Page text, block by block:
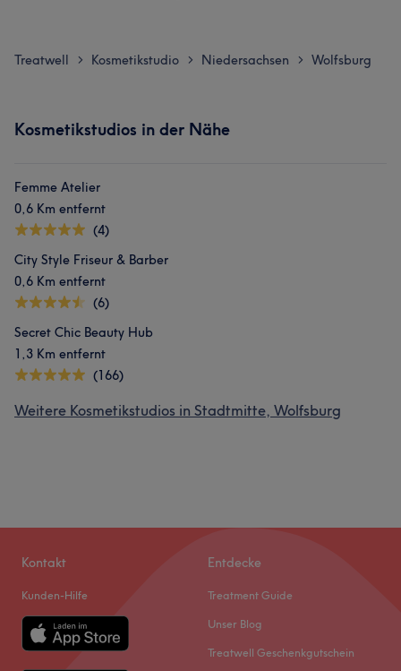
Treatwell > Kosmetikstudio > Niedersachsen > Wolfsburg
Kosmetikstudios in der Nähe
Femme Atelier
0,6 Km entfernt
(4)
City Style Friseur & Barber
0,6 Km entfernt
(6)
Secret Chic Beauty Hub
1,3 Km entfernt
(166)
Weitere Kosmetikstudios in Stadtmitte, Wolfsburg
Kontakt
Kunden-Hilfe
Entdecke
Treatment Guide
Unser Blog
Treatwell Geschenkgutschein